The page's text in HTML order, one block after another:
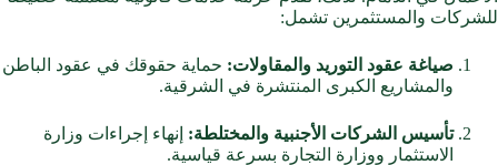
للشركات والمستثمرين تشمل:
صياغة عقود التوريد والمقاولات: حماية حقوقك في عقود الباطن
والمشاريع الكبرى المنتشرة في الشرقية.
تأسيس الشركات الأجنبية والمختلطة: إنهاء إجراءات وزارة
الاستثمار ووزارة التجارة بسرعة قياسية.